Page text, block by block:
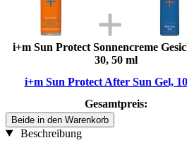
i+m Sun Protect Sonnencreme
30, 50 ml
i+m Sun Protect After Sun Gel,
Gesamtpreis:
Beide in den Warenkorb
Beschreibung